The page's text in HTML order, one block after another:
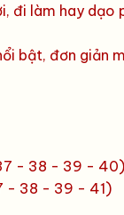
đi làm hay dạo
bật, đơn giản
37 - 38 - 39 - 40)
- 38 - 39 - 41)